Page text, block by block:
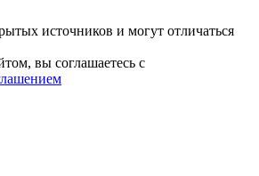
источников и могут отличаться
вы соглашаетесь c